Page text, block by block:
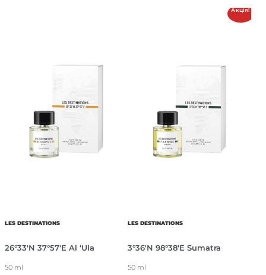
LES DESTINATIONS
26°33′N 37°57′E Al ‘Ula
50 ml
Акція!
LES DESTINATIONS
3°36′N 98°38′E Sumatra
50 ml